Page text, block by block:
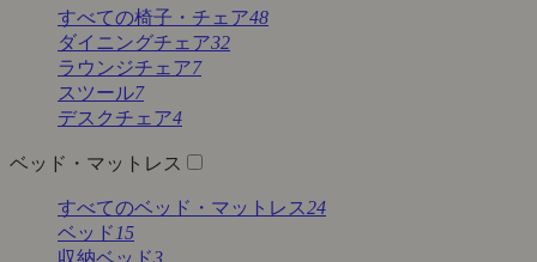
すべての椅子・チェア48
ダイニングチェア32
ラウンジチェア7
スツール7
デスクチェア4
ベッド・マットレス
すべてのベッド・マットレス24
ベッド 15